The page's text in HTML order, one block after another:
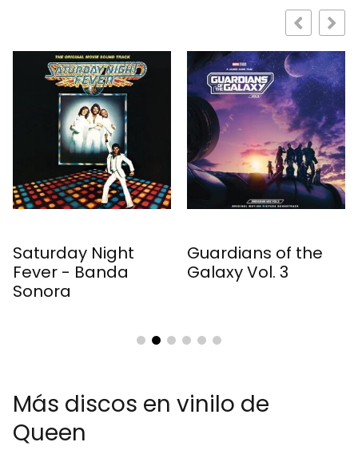
Saturday Night
Fever - Banda
Sonora
Guardians of the
Galaxy Vol. 3
Más discos en vinilo de
Queen